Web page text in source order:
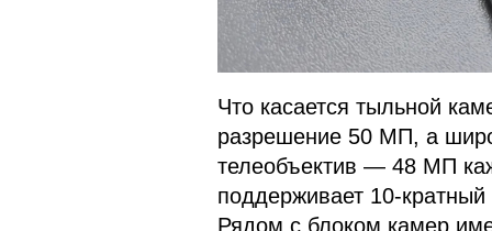
Что касается тыльной
разрешение 50 МП, а
телеобъектив — 48 МП
поддерживает 10-
Рядом с блоком камер